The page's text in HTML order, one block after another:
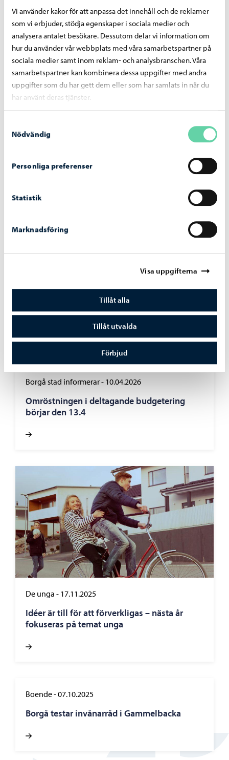
Vi använder kakor för att anpassa det innehåll och de reklamer
som vi erbjuder, stödja egenskaper i sociala medier och
analysera antalet besökare. Dessutom delar vi information om
hur du använder vår webbplats med våra samarbetspartner på
sociala medier samt inom reklam- och analysbranschen. Våra
samarbetspartner kan kombinera dessa uppgifter med andra
uppgifter som du har gett dem eller som har samlats in när du
har använt deras tjänster.
Nödvändig
Personliga preferenser
Statistik
Marknadsföring
Visa uppgifterna
Tillåt alla
Tillåt utvalda
Förbjud
Liknande nyheter
Deltagande och val
förslag förverkligas
Borgå stad informerar- 10.04.2026
Omröstningen i deltagande budgetering
börjar den 13.4
De unga - 17.11.2025
Idéer är till för att förverkligas – nästa år
fokuseras på temat unga
Boende-07.10.2025
Borgå testar invånarråd i Gammelbacka